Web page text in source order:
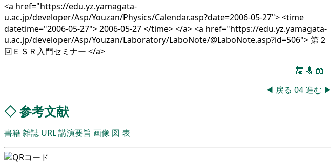
<a href="https://edu.yz.yamagata-
u.ac.jp/developer/Asp/Youzan/Physics/Calendar.asp?date=2006-05-27"> <time
datetime="2006-05-27"> 2006-05-27 </time> </a> <a href="https://edu.yz.yamagata-
u.ac.jp/developer/Asp/Youzan/Laboratory/LaboNote/@LaboNote.asp?id=506"> 第２
回ＥＳＲ入門セミナー </a>
🔚 🔝 📖
◀ 戻る 04進む ▶
◇参考文献
書籍雑誌 URL講演要旨 画像 図 表